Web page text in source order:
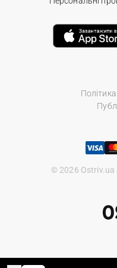
© 2026 Ostriv.ua